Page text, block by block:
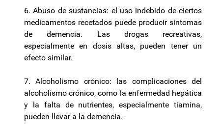
6. Abuso de sustancias: el uso indebido de ciertos
medicamentos recetados puede producir síntomas
de demencia. Las drogas recreativas,
especialmente en dosis altas, pueden tener un
efecto similar.
7. Alcoholismo crónico: las complicaciones del
alcoholismo crónico, como la enfermedad hepática
y la falta de nutrientes, especialmente tiamina,
pueden llevar a la demencia.